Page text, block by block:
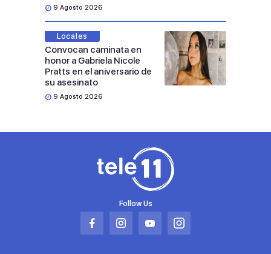
9 Agosto 2026
Locales
Convocan caminata en
honor a Gabriela Nicole
Pratts en el aniversario de
su asesinato
9 Agosto 2026
Follow Us
Abrir
Abrir
Abrir
Abrir